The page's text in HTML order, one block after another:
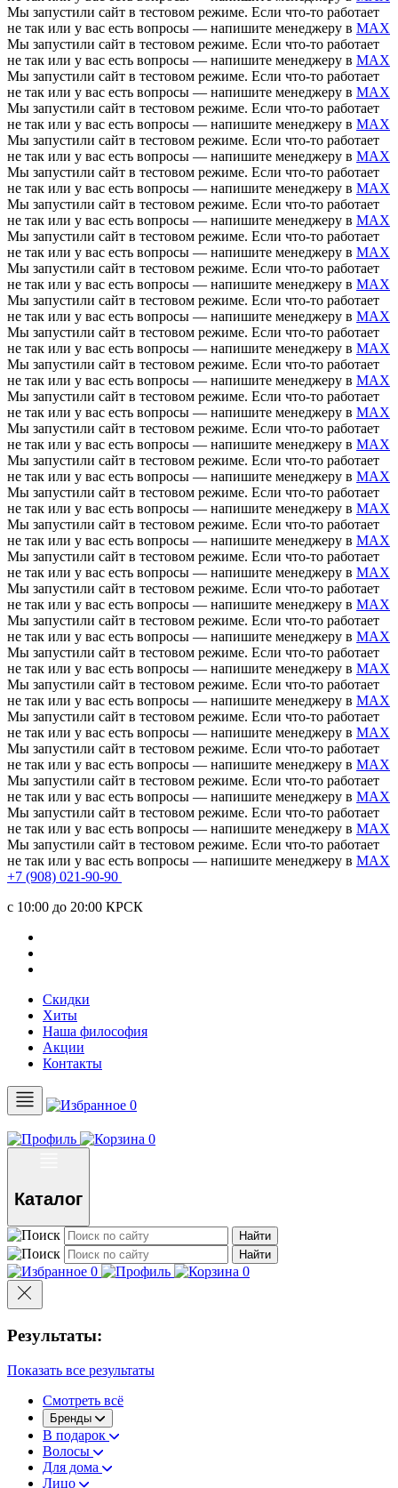
Мы запустили сайт в тестовом режиме. Если что-то работает
не так или у вас есть вопросы — напишите менеджеру в MAX
Мы запустили сайт в тестовом режиме. Если что-то работает
не так или у вас есть вопросы — напишите менеджеру в MAX
Мы запустили сайт в тестовом режиме. Если что-то работает
не так или у вас есть вопросы — напишите менеджеру в MAX
Мы запустили сайт в тестовом режиме. Если что-то работает
не так или у вас есть вопросы — напишите менеджеру в MAX
Мы запустили сайт в тестовом режиме. Если что-то работает
не так или у вас есть вопросы — напишите менеджеру в MAX
Мы запустили сайт в тестовом режиме. Если что-то работает
не так или у вас есть вопросы — напишите менеджеру в MAX
Мы запустили сайт в тестовом режиме. Если что-то работает
не так или у вас есть вопросы — напишите менеджеру в MAX
Мы запустили сайт в тестовом режиме. Если что-то работает
не так или у вас есть вопросы — напишите менеджеру в MAX
Мы запустили сайт в тестовом режиме. Если что-то работает
не так или у вас есть вопросы — напишите менеджеру в MAX
Мы запустили сайт в тестовом режиме. Если что-то работает
не так или у вас есть вопросы — напишите менеджеру в MAX
Мы запустили сайт в тестовом режиме. Если что-то работает
не так или у вас есть вопросы — напишите менеджеру в MAX
Мы запустили сайт в тестовом режиме. Если что-то работает
не так или у вас есть вопросы — напишите менеджеру в MAX
Мы запустили сайт в тестовом режиме. Если что-то работает
не так или у вас есть вопросы — напишите менеджеру в MAX
Мы запустили сайт в тестовом режиме. Если что-то работает
не так или у вас есть вопросы — напишите менеджеру в MAX
Мы запустили сайт в тестовом режиме. Если что-то работает
не так или у вас есть вопросы — напишите менеджеру в MAX
Мы запустили сайт в тестовом режиме. Если что-то работает
не так или у вас есть вопросы — напишите менеджеру в MAX
Мы запустили сайт в тестовом режиме. Если что-то работает
не так или у вас есть вопросы — напишите менеджеру в MAX
Мы запустили сайт в тестовом режиме. Если что-то работает
не так или у вас есть вопросы — напишите менеджеру в MAX
Мы запустили сайт в тестовом режиме. Если что-то работает
не так или у вас есть вопросы — напишите менеджеру в MAX
Мы запустили сайт в тестовом режиме. Если что-то работает
не так или у вас есть вопросы — напишите менеджеру в MAX
Мы запустили сайт в тестовом режиме. Если что-то работает
не так или у вас есть вопросы — напишите менеджеру в MAX
Мы запустили сайт в тестовом режиме. Если что-то работает
не так или у вас есть вопросы — напишите менеджеру в MAX
Мы запустили сайт в тестовом режиме. Если что-то работает
не так или у вас есть вопросы — напишите менеджеру в MAX
Мы запустили сайт в тестовом режиме. Если что-то работает
не так или у вас есть вопросы — напишите менеджеру в MAX
Мы запустили сайт в тестовом режиме. Если что-то работает
не так или у вас есть вопросы — напишите менеджеру в MAX
Мы запустили сайт в тестовом режиме. Если что-то работает
не так или у вас есть вопросы — напишите менеджеру в MAX
Мы запустили сайт в тестовом режиме. Если что-то работает
не так или у вас есть вопросы — напишите менеджеру в MAX
+7 (908) 021-90-90
c 10:00 до 20:00 КРСК
Скидки
Хиты
Наша философия
Акции
Контакты
0
0
Каталог
Найти
Найти
0 0
Результаты:
Показать все результаты
Смотреть всё
Бренды
В подарок
Волосы
Для дома
Лицо